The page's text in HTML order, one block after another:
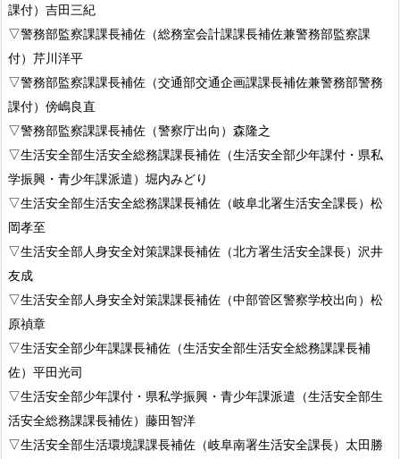
課付）吉田三紀
▽警務部監察課課長補佐（総務室会計課課長補佐兼警務部監察課
付）芹川洋平
▽警務部監察課課長補佐（交通部交通企画課課長補佐兼警務部警務
課付）傍嶋良直
▽警務部監察課課長補佐（警察庁出向）森隆之
▽生活安全部生活安全総務課課長補佐（生活安全部少年課付・県私
学振興・青少年課派遣）堀内みどり
▽生活安全部生活安全総務課課長補佐（岐阜北署生活安全課長）松
岡孝至
▽生活安全部人身安全対策課課長補佐（北方署生活安全課長）沢井
友成
▽生活安全部人身安全対策課課長補佐（中部管区警察学校出向）松
原禎章
▽生活安全部少年課課長補佐（生活安全部生活安全総務課課長補
佐）平田光司
▽生活安全部少年課付・県私学振興・青少年課派遣（生活安全部生
活安全総務課課長補佐）藤田智洋
▽生活安全部生活環境課課長補佐（岐阜南署生活安全課長）太田勝